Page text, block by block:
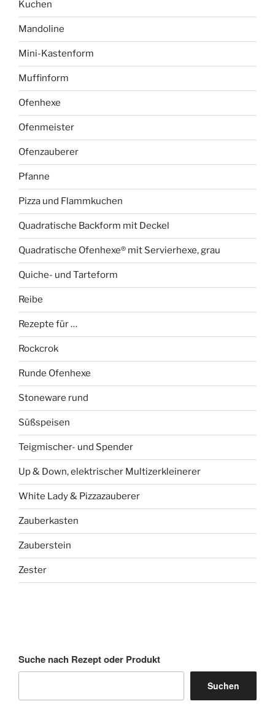
Kuchen
Mandoline
Mini-Kastenform
Muffinform
Ofenhexe
Ofenmeister
Ofenzauberer
Pfanne
Pizza und Flammkuchen
Quadratische Backform mit Deckel
Quadratische Ofenhexe® mit Servierhexe, grau
Quiche- und Tarteform
Reibe
Rezepte für …
Rockcrok
Runde Ofenhexe
Stoneware rund
Süßspeisen
Teigmischer- und Spender
Up & Down, elektrischer Multizerkleinerer
White Lady & Pizzazauberer
Zauberkasten
Zauberstein
Zester
Suche nach Rezept oder Produkt
Suchen